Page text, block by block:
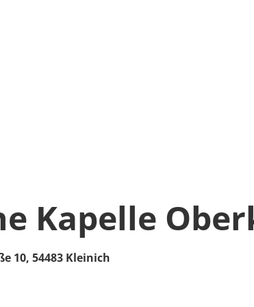
Kapelle
10, 54483 Kleinich